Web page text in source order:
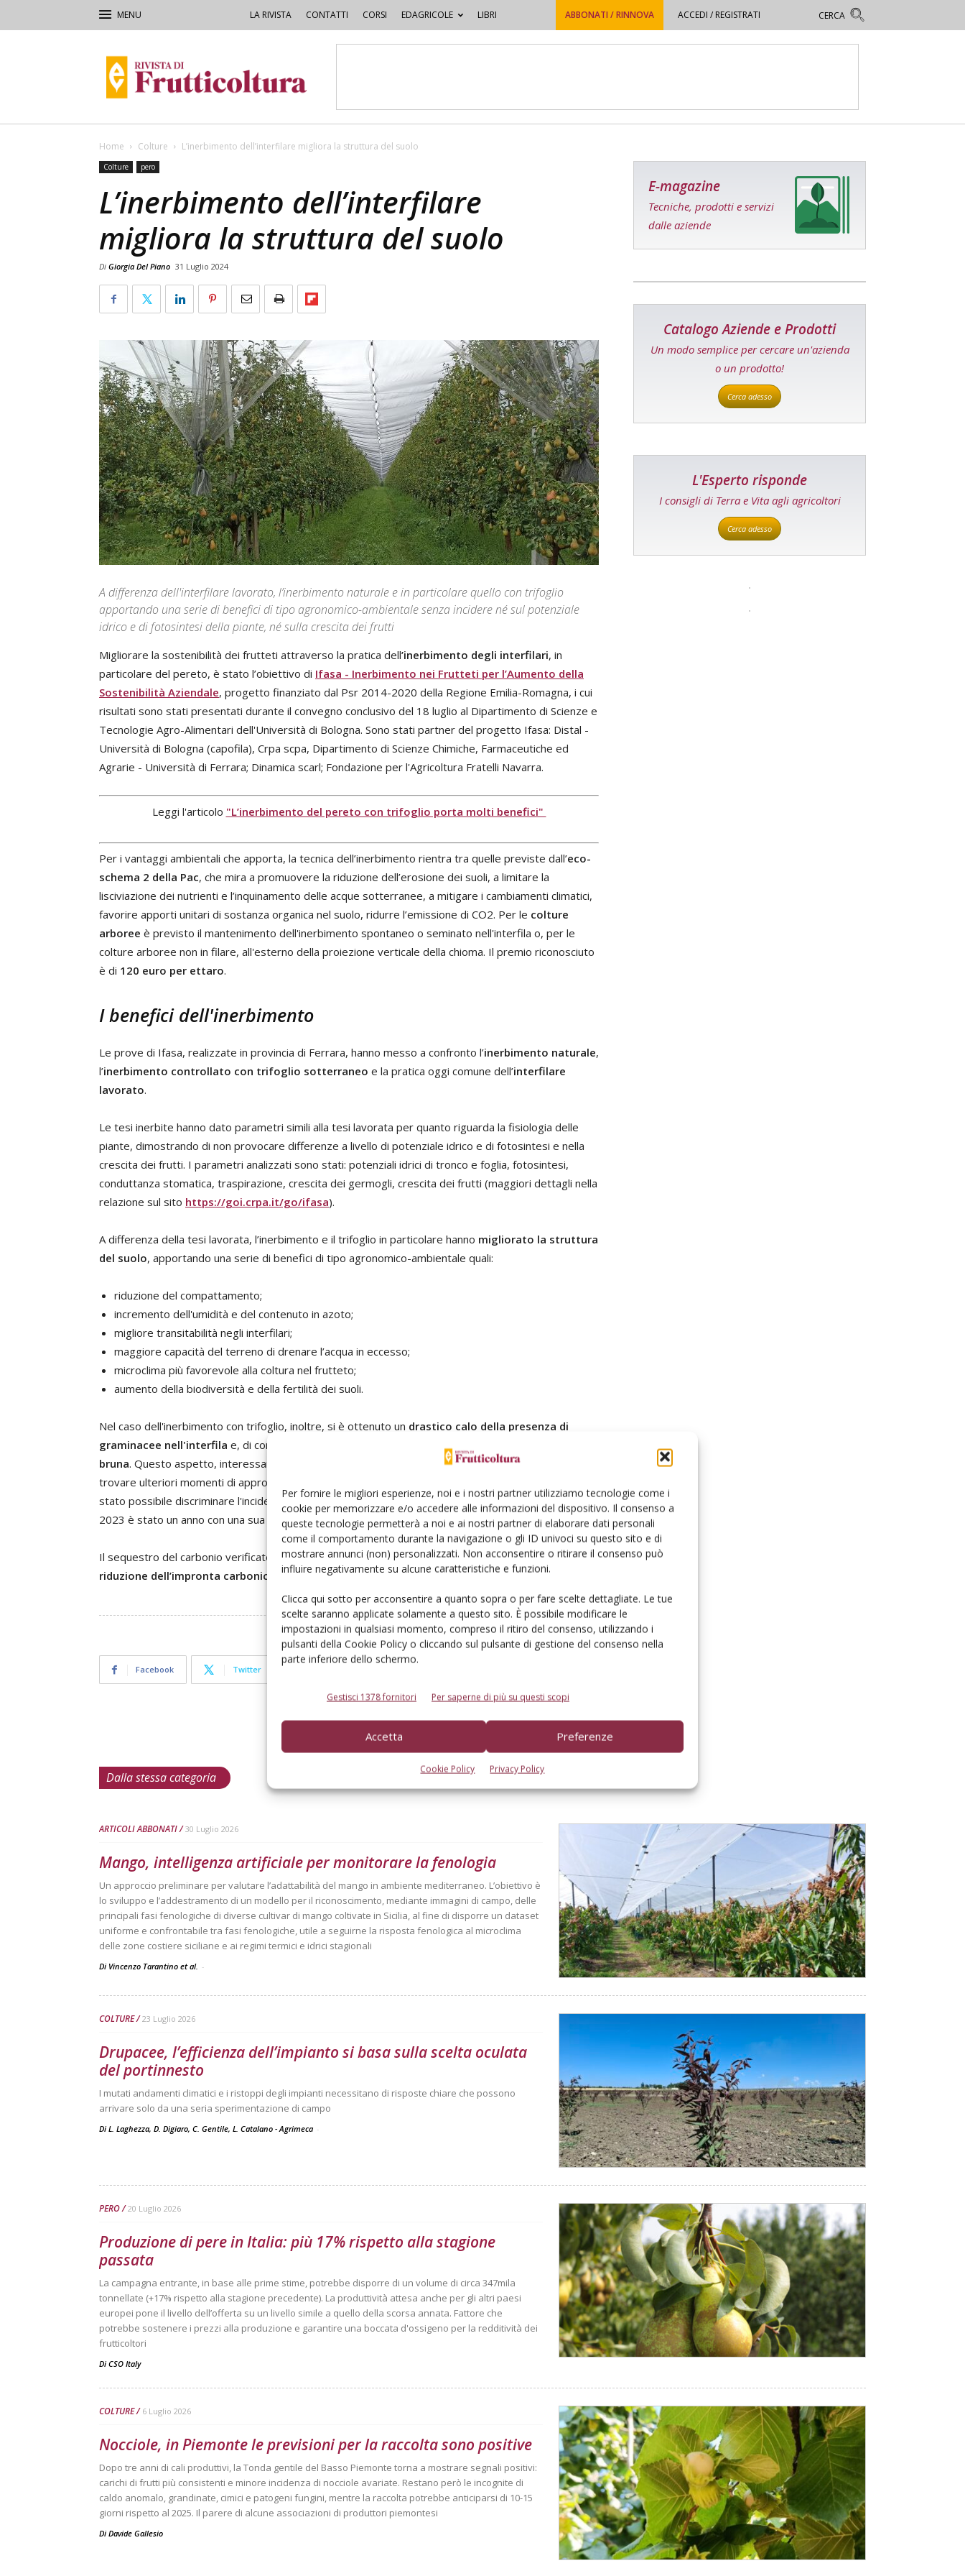
Per fornire le migliori esperienze, noi e i nostri partner utilizziamo tecnologie come i
cookie per memorizzare e/o accedere alle informazioni del dispositivo. Il consenso a
queste tecnologie permetterà a noi e ai nostri partner di elaborare dati personali
come il comportamento durante la navigazione o gli ID univoci su questo sito e di
mostrare annunci (non) personalizzati. Non acconsentire o ritirare il consenso può
influire negativamente su alcune caratteristiche e funzioni.
Clicca qui sotto per acconsentire a quanto sopra o per fare scelte dettagliate. Le tue
scelte saranno applicate solamente a questo sito. È possibile modificare le
impostazioni in qualsiasi momento, compreso il ritiro del consenso, utilizzando i
pulsanti della Cookie Policy o cliccando sul pulsante di gestione del consenso nella
parte inferiore dello schermo.
Gestisci 1378 fornitori Per saperne di più su questi scopi
Accetta Preferenze
Cookie Policy Privacy Policy
LA RIVISTA CONTATTI CORSI EDAGRICOLE LIBRI ABBONATI / RINNOVA ACCEDI / REGISTRATI
di
Frutticoltura
Home Colture L’inerbimento dell’interfilare migliora la struttura del suolo
Colture pero
L’inerbimento dell’interfilare
migliora la struttura del suolo
Di Giorgia Del Piano 31 Luglio 2024
A differenza dell'interfilare lavorato, l’inerbimento naturale e in particolare quello con trifoglio
apportando una serie di benefici di tipo agronomico-ambientale senza incidere né sul potenziale
idrico e di fotosintesi della piante, né sulla crescita dei frutti
Migliorare la sostenibilità dei frutteti attraverso la pratica dell’inerbimento degli interfilari, in
particolare del pereto, è stato l’obiettivo di Ifasa - Inerbimento nei Frutteti per l’Aumento della
Sostenibilità Aziendale, progetto finanziato dal Psr 2014-2020 della Regione Emilia-Romagna, i cui
risultati sono stati presentati durante il convegno conclusivo del 18 luglio al Dipartimento di Scienze e
Tecnologie Agro-Alimentari dell'Università di Bologna. Sono stati partner del progetto Ifasa: Distal -
Università di Bologna (capofila), Crpa scpa, Dipartimento di Scienze Chimiche, Farmaceutiche ed
Agrarie - Università di Ferrara; Dinamica scarl; Fondazione per l'Agricoltura Fratelli Navarra.
Leggi l'articolo "L’inerbimento del pereto con trifoglio porta molti benefici"
Per i vantaggi ambientali che apporta, la tecnica dell’inerbimento rientra tra quelle previste dall’eco-
schema 2 della Pac, che mira a promuovere la riduzione dell’erosione dei suoli, a limitare la
lisciviazione dei nutrienti e l’inquinamento delle acque sotterranee, a mitigare i cambiamenti climatici,
favorire apporti unitari di sostanza organica nel suolo, ridurre l’emissione di CO2. Per le colture
arboree è previsto il mantenimento dell'inerbimento spontaneo o seminato nell'interfila o, per le
colture arboree non in filare, all'esterno della proiezione verticale della chioma. Il premio riconosciuto
è di 120 euro per ettaro.
I benefici dell'inerbimento
Le prove di Ifasa, realizzate in provincia di Ferrara, hanno messo a confronto l’inerbimento naturale,
l’inerbimento controllato con trifoglio sotterraneo e la pratica oggi comune dell’interfilare
lavorato.
Le tesi inerbite hanno dato parametri simili alla tesi lavorata per quanto riguarda la fisiologia delle
piante, dimostrando di non provocare differenze a livello di potenziale idrico e di fotosintesi e nella
crescita dei frutti. I parametri analizzati sono stati: potenziali idrici di tronco e foglia, fotosintesi,
conduttanza stomatica, traspirazione, crescita dei germogli, crescita dei frutti (maggiori dettagli nella
relazione sul sito https://goi.crpa.it/go/ifasa).
A differenza della tesi lavorata, l’inerbimento e il trifoglio in particolare hanno migliorato la struttura
del suolo, apportando una serie di benefici di tipo agronomico-ambientale quali:
riduzione del compattamento;
incremento dell'umidità e del contenuto in azoto;
migliore transitabilità negli interfilari;
maggiore capacità del terreno di drenare l’acqua in eccesso;
microclima più favorevole alla coltura nel frutteto;
aumento della biodiversità e della fertilità dei suoli.
Nel caso dell'inerbimento con trifoglio, inoltre, si è ottenuto un drastico calo della presenza di
graminacee nell'interfila e, di conseguenza, delle possibili
fonti di inoculo della maculatura
bruna. Questo aspetto, interessante per i suoi risvolti agronomici, economici e ambientali, merita di
trovare ulteriori momenti di approfondimento, poiché nel corso del periodo di attività di Ifasa non è
stato possibile discriminare l'incidenza della malattia nelle diverse tesi messe a confronto, in quanto il
2023 è stato un anno con una sua bassa presenza in tutto l'areale ferrarese.
Il sequestro del carbonio verificato nelle tesi con inerbimento, infine, ha dimostrato di contribuire alla
riduzione dell’impronta carbonica
della coltura.
Facebook Twitter
E-magazine
Tecniche, prodotti e servizi
dalle aziende
Catalogo Aziende e Prodotti
Un modo semplice per cercare un'azienda
o un prodotto!
Cerca adesso
L'Esperto risponde
I consigli di Terra e Vita agli agricoltori
Cerca adesso
Dalla stessa categoria
ARTICOLI ABBONATI 30 Luglio 2026
Mango, intelligenza artificiale per monitorare la fenologia
Un approccio preliminare per valutare l’adattabilità del mango in ambiente mediterraneo. L’obiettivo è
lo sviluppo e l’addestramento di un modello per il riconoscimento, mediante immagini di campo, delle
principali fasi fenologiche di diverse cultivar di mango coltivate in Sicilia, al fine di disporre un dataset
uniforme e confrontabile tra fasi fenologiche, utile a seguirne la risposta fenologica al microclima
delle zone costiere siciliane e ai regimi termici e idrici stagionali
Di Vincenzo Tarantino et al. -
COLTURE 23 Luglio 2026
Drupacee, l’efficienza dell’impianto si basa sulla scelta oculata
del portinnesto
I mutati andamenti climatici e i ristoppi degli impianti necessitano di risposte chiare che possono
arrivare solo da una seria sperimentazione di campo
Di L. Laghezza, D. Digiaro, C. Gentile, L. Catalano - Agrimeca -
PERO 20 Luglio 2026
Produzione di pere in Italia: più 17% rispetto alla stagione
passata
La campagna entrante, in base alle prime stime, potrebbe disporre di un volume di circa 347mila
tonnellate (+17% rispetto alla stagione precedente). La produttività attesa anche per gli altri paesi
europei pone il livello dell’offerta su un livello simile a quello della scorsa annata. Fattore che
potrebbe sostenere i prezzi alla produzione e garantire una boccata d'ossigeno per la redditività dei
frutticoltori
Di CSO Italy
COLTURE 6 Luglio 2026
Nocciole, in Piemonte le previsioni per la raccolta sono positive
Dopo tre anni di cali produttivi, la Tonda gentile del Basso Piemonte torna a mostrare segnali positivi:
carichi di frutti più consistenti e minore incidenza di nocciole avariate. Restano però le incognite di
caldo anomalo, grandinate, cimici e patogeni fungini, mentre la raccolta potrebbe anticiparsi di 10-15
giorni rispetto al 2025. Il parere di alcune associazioni di produttori piemontesi
Di Davide Gallesio